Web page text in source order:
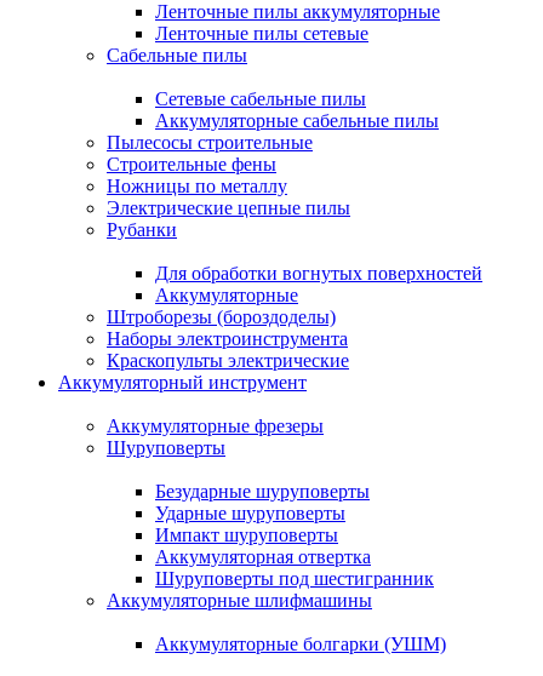
Ленточные пилы аккумуляторные
Ленточные пилы сетевые
Сабельные пилы
Сетевые сабельные пилы
Аккумуляторные сабельные пилы
Пылесосы строительные
Строительные фены
Ножницы по металлу
Электрические цепные пилы
Рубанки
Для обработки вогнутых поверхностей
Аккумуляторные
Штроборезы (бороздоделы)
Наборы электроинструмента
Краскопульты электрические
Аккумуляторный инструмент
Аккумуляторные фрезеры
Шуруповерты
Безударные шуруповерты
Ударные шуруповерты
Импакт шуруповерты
Аккумуляторная отвертка
Шуруповерты под шестигранник
Аккумуляторные шлифмашины
Аккумуляторные болгарки (УШМ)